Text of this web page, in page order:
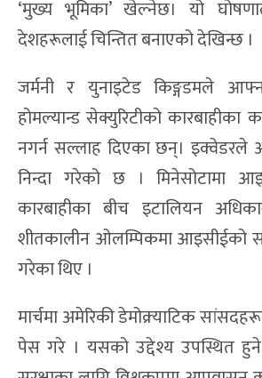
‘मुख्य भूमिका’ खेल्नेछ। यो
देशहरूलाई चिन्तित बनाएको देखिन्छ ।
जर्मनी र युनाइटेड किङ्गडमले
होमल्यान्ड सेक्युरिटीको कारबाहीका
नगर्न सल्लाह दिएका छन्। इक्वेडरले
निन्दा गरेको छ । मिनेसोटामा
कारबाहीका बीच इटालियन
शीतकालीन ओलम्पिकमा आइसीईको
गरेका थिए ।
मार्चमा अमेरिकी डेमोक्र्याटिक
पेस गरे । यसको उद्देश्य उपस्थित हुने